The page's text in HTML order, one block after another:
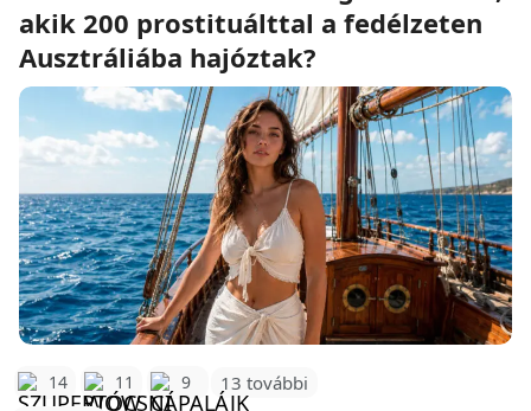
akik 200 prostituálttal a fedélzeten
Ausztráliába hajóztak?
14 11 9 13 további